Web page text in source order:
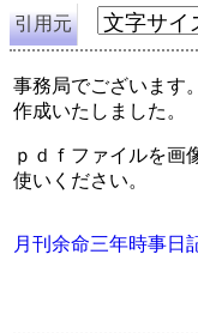
引用元
事務局でございます
作成いたしました。
ｐｄｆファイルを画
使いください。
月刊余命三年時事日